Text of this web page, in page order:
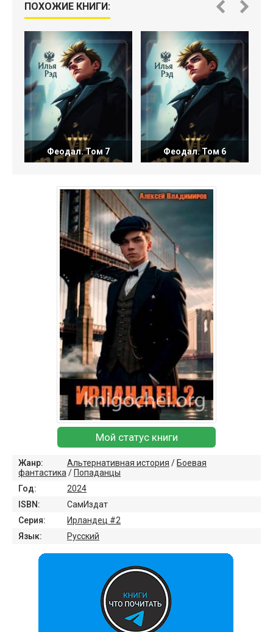
ПОХОЖИЕ КНИГИ:
Феодал. Том 7 Феодал. Том 6
Мой статус книги
Жанр: Альтернативная история / Боевая
фантастика / Попаданцы
Год:
2024
ISBN:
СамИздат
Серия:
Ирландец #2
Язык:
Русский